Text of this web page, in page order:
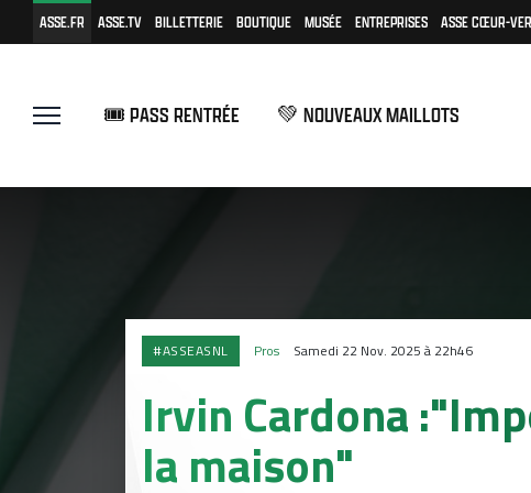
ASSE.FR ASSE.TV BILLETTERIE BOUTIQUE MUSÉE ENTREPRISES ASSE CŒUR-
🎟️ PASS RENTRÉE 💚 NOUVEAUX MAILLOTS
#ASSEASNL Pros Samedi 22 Nov. 2025 à 22h46
Irvin Cardona
la maison"